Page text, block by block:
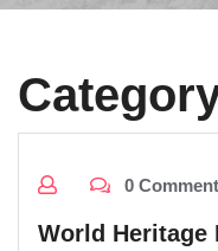
0
World Heritage